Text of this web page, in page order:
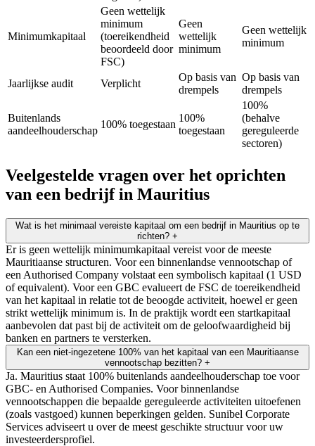
Minimumkapitaal
Geen wettelijk
minimum
(toereikendheid
beoordeeld door
FSC)
Geen
wettelijk
minimum
Geen wettelijk
minimum
Jaarlijkse audit Verplicht
Op basis van
drempels
Op basis van
drempels
Buitenlands
aandeelhouderschap
100% toegestaan
100%
toegestaan
100%
(behalve
gereguleerde
sectoren)
Veelgestelde vragen over het oprichten
van een bedrijf in Mauritius
Wat is het minimaal vereiste kapitaal om een bedrijf in Mauritius op te
richten? +
Er is geen wettelijk minimumkapitaal vereist voor de meeste
Mauritiaanse structuren. Voor een binnenlandse vennootschap of
een Authorised Company volstaat een symbolisch kapitaal (1 USD
of equivalent). Voor een GBC evalueert de FSC de toereikendheid
van het kapitaal in relatie tot de beoogde activiteit, hoewel er geen
strikt wettelijk minimum is. In de praktijk wordt een startkapitaal
aanbevolen dat past bij de activiteit om de geloofwaardigheid bij
banken en partners te versterken.
Kan een niet-ingezetene 100% van het kapitaal van een Mauritiaanse
vennootschap bezitten? +
Ja. Mauritius staat 100% buitenlands aandeelhouderschap toe voor
GBC- en Authorised Companies. Voor binnenlandse
vennootschappen die bepaalde gereguleerde activiteiten uitoefenen
(zoals vastgoed) kunnen beperkingen gelden. Sunibel Corporate
Services adviseert u over de meest geschikte structuur voor uw
investeerdersprofiel.